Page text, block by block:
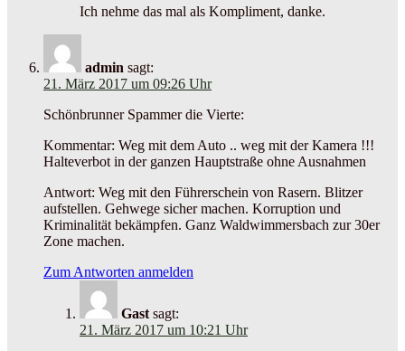
Ich nehme das mal als Kompliment, danke.
admin sagt:
21. März 2017 um 09:26 Uhr
Schönbrunner Spammer die Vierte:
Kommentar: Weg mit dem Auto .. weg mit der Kamera !!!
Halteverbot in der ganzen Hauptstraße ohne Ausnahmen
Antwort: Weg mit den Führerschein von Rasern. Blitzer
aufstellen. Gehwege sicher machen. Korruption und
Kriminalität bekämpfen. Ganz Waldwimmersbach zur 30er
Zone machen.
Zum Antworten anmelden
Gast sagt:
21. März 2017 um 10:21 Uhr